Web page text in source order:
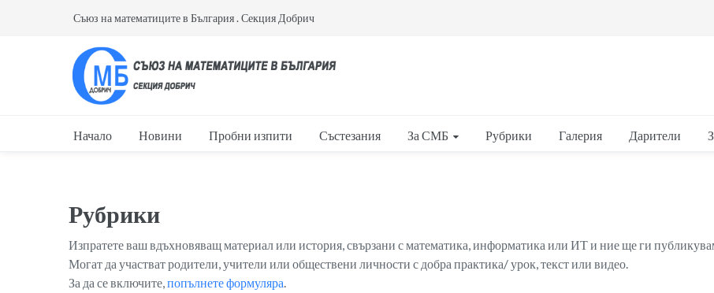
Съюз на математиците в България . Секция Добрич
Начало Новини Пробни изпити Състезания За СМБ Рубрики Галерия Дарители
Рубрики
Изпратете ваш вдъхновяващ материал или история, свързани с математика, информатика или ИТ и ние ще ги
Могат да участват родители, учители или обществени личности с добра практика/ урок, текст или видео.
За да се включите,попълнете формуляра.